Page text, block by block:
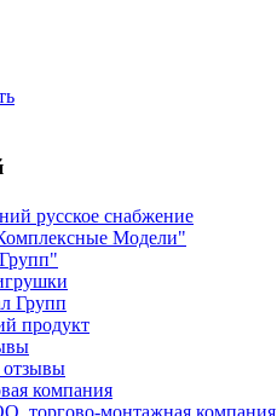
русское снабжение
Модели"
Групп
продукт
компания
торгово-монтажная компания